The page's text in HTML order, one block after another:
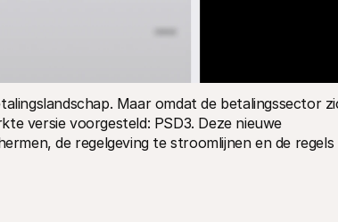
Maar omdat de betalingssector
versie voorgesteld: PSD3. Deze nieuwe
de regelgeving te stroomlijnen en de regels